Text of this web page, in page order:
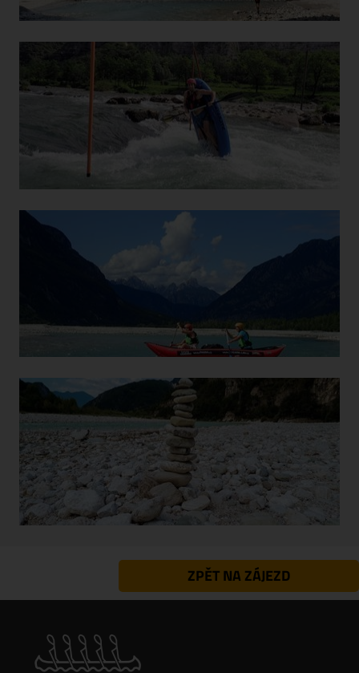
ZPĚT NA ZÁJEZD